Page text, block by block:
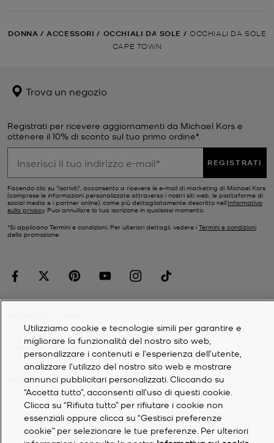
DONNA / ACCESSORI / OCCHIALI DA SOLE / OCCHIALI DA SOLE
CAPE TOWN
Trova un negozio
Registrati per ricevere aggiornamenti da Michael Kors e
ottenere il 10% di sconto sul tuo primo ordine*.
REGISTRATI
Facendo clic su "Iscriviti", acconsento a ricevere le e-mail di marketing di Michael Kors
(comprese le informazioni personalizzate attraverso i nostri siti web, le piattaforme di
social media e i partner online), come più dettagliatamente descritto nell’Informativa
sulla privacy. Puoi annullare la tua iscrizione in qualsiasi momento.
*Si applicano Termini e condizioni. Per ulteriori dettagli, vedere i Termini e condizioni
della promozione.
IL MIO ACCOUNT
SOCIETÀ
2026Michael Kors
Informativa sulla privacy
Utilizziamo cookie e tecnologie simili per garantire e
migliorare la funzionalità del nostro sito web,
personalizzare i contenuti e l'esperienza dell'utente,
analizzare l'utilizzo del nostro sito web e mostrare
annunci pubblicitari personalizzati. Cliccando su
“Accetta tutto”, acconsenti all'uso di questi cookie.
Clicca su “Rifiuta tutto” per rifiutare i cookie non
essenziali oppure clicca su “Gestisci preferenze
cookie” per selezionare le tue preferenze. Per ulteriori